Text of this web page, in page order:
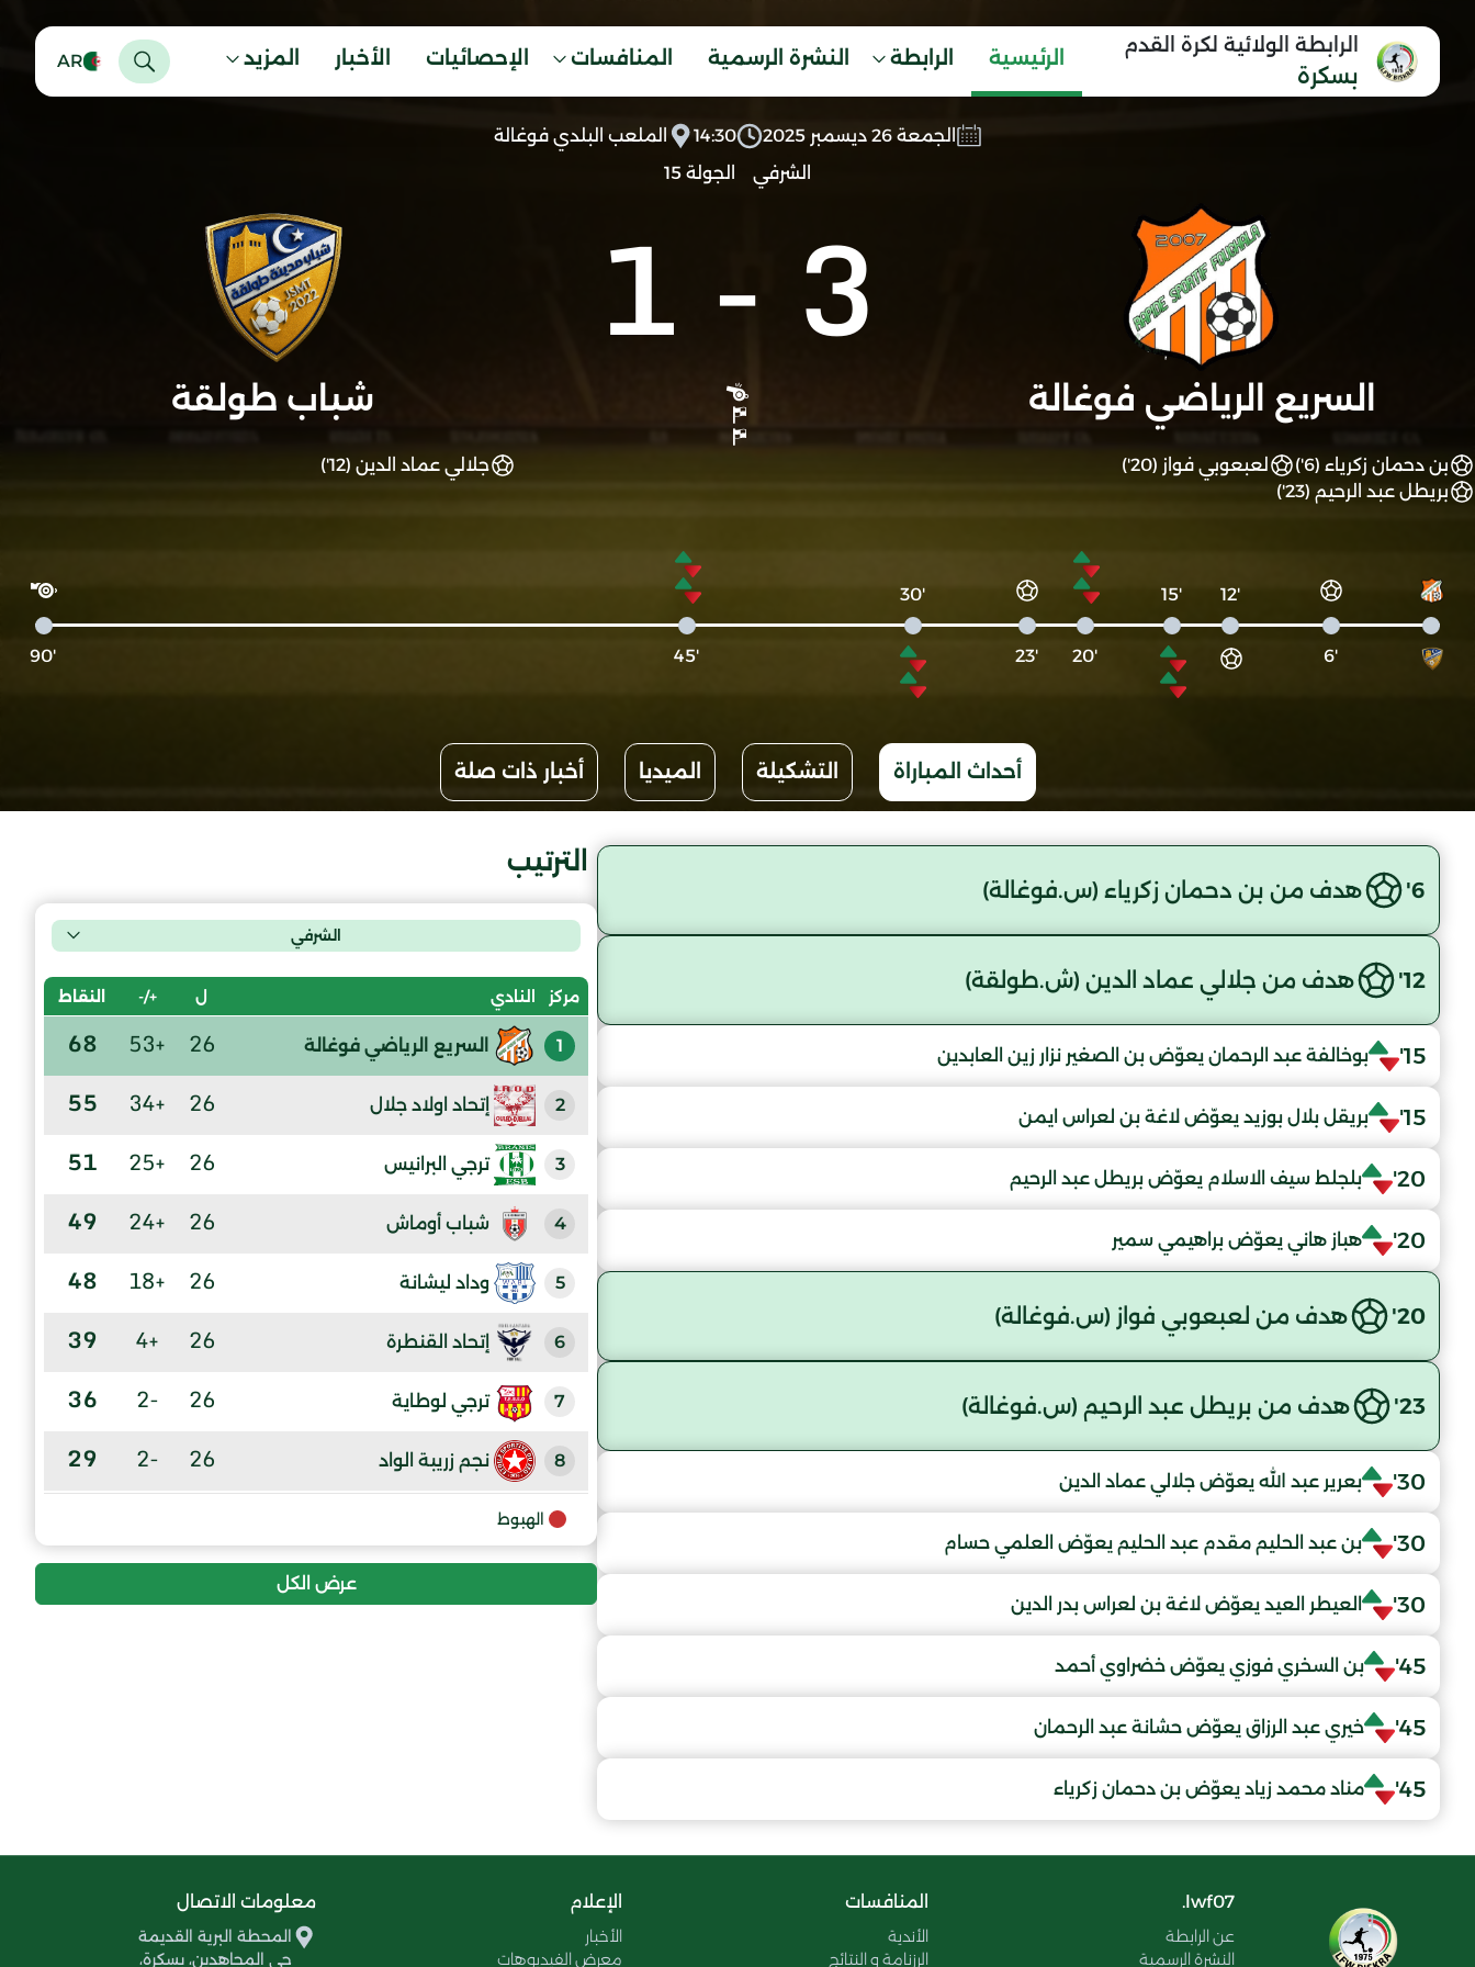
الرابطة الولائية لكرة القدم
بسكرة
الرئيسية الرابطة النشرة الرسمية المنافسات الإحصائيات الأخبار المزيد AR
الجمعة 26 ديسمبر 2025 14:30
الملعب البلدي فوغالة
الشرفي
الجولة 15
السريع الرياضي فوغالة
3
-
1
شباب طولقة
بن دحمان زكرياء (6')
لعبعوبي فواز (20')
بريطل عبد الرحيم (23')
جلالي عماد الدين (12')
'6
'12
'15
'20
'23
'30
'45
'90
أحداث المباراة التشكيلة الميديا أخبار ذات صلة
6' هدف من بن دحمان زكرياء (س.فوغالة)
12' هدف من جلالي عماد الدين (ش.طولقة)
15' بوخالفة عبد الرحمان يعوّض بن الصغير نزار زين العابدين
15' بريقل بلال بوزيد يعوّض لاغة بن لعراس ايمن
20' بلجلط سيف الاسلام يعوّض بريطل عبد الرحيم
20' هباز هاني يعوّض براهيمي سمير
20' هدف من لعبعوبي فواز (س.فوغالة)
23' هدف من بريطل عبد الرحيم (س.فوغالة)
30' بعرير عبد الله يعوّض جلالي عماد الدين
30' بن عبد الحليم مقدم عبد الحليم يعوّض العلمي حسام
30' العيطر العيد يعوّض لاغة بن لعراس بدر الدين
45' بن السخري فوزي يعوّض خضراوي أحمد
45' خيري عبد الرزاق يعوّض حشانة عبد الرحمان
45' مناد محمد زياد يعوّض بن دحمان زكرياء
الترتيب
الشرفي
مركز النادي ل +/- النقاط
1 السريع الرياضي فوغالة 26
+53
68
2 إتحاد اولاد جلال 26
+34
55
3 ترجي البرانيس 26
+25
51
4 شباب أوماش 26
+24
49
5 وداد ليشانة 26
+18
48
6 إتحاد القنطرة 26
+4
39
7 ترجي لوطاية 26
-2
36
8 نجم زريبة الواد 26
-2
29
9
شباب سيدي عقبة
الهبوط
عرض الكل
lwf07.
عن الرابطة
النشرة الرسمية
المنافسات
الأندية
الرزنامة و النتائج
الإعلام
الأخبار
معرض الفيديوهات
معلومات الاتصال
المحطة البرية القديمة
حي المجاهدين، بسكرة،